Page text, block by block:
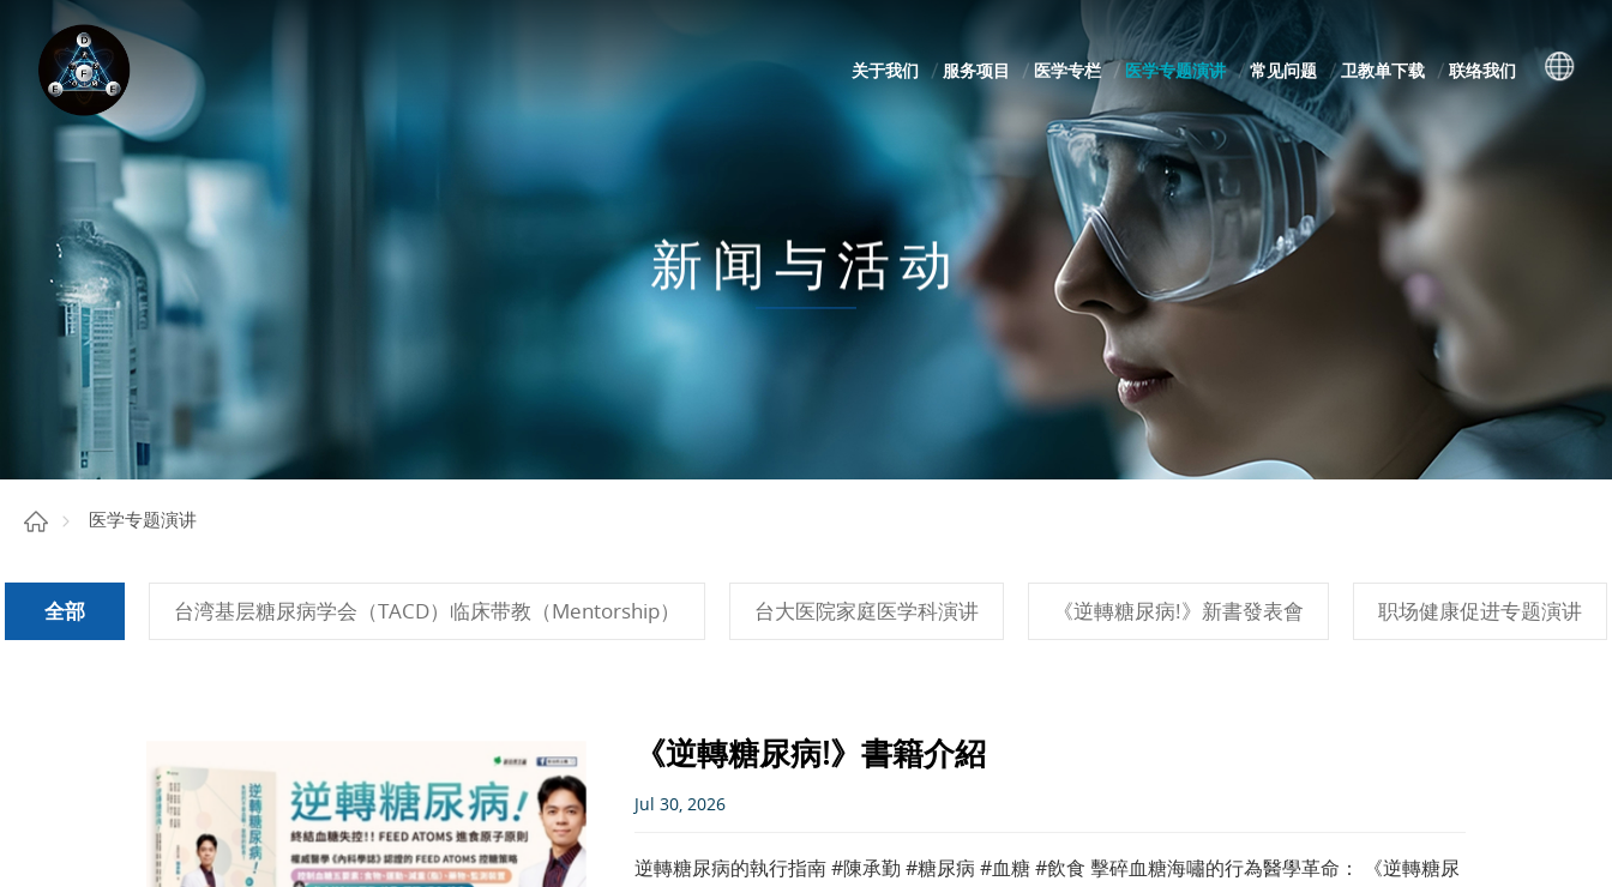
关于我们 服务项目 医学专栏 医学专题演讲 常见问题 卫教单下载 联络我们
新闻与活动
医学专题演讲
全部 台湾基层糖尿病学会（TACD）临床带教（Mentorship） 台大医院家庭医学科演讲 《逆轉糖尿病!》新書發表會 职场健康促进专题演讲
《逆轉糖尿病!》書籍介紹
Jul 30, 2026
逆轉糖尿病的執行指南 #陳承勤 #糖尿病 #血糖 #飲食 擊碎血糖海嘯的行為醫學革命： 《逆轉糖尿